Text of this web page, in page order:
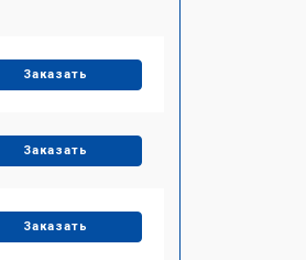
Заказать
Заказать
Заказать